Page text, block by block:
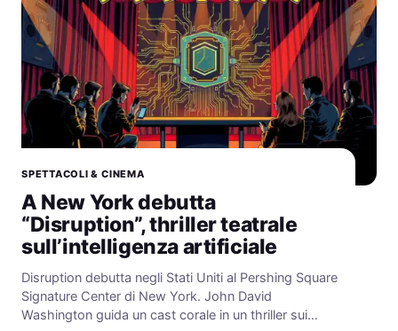
SPETTACOLI & CINEMA
A New York debutta
“Disruption”, thriller teatrale
sull’intelligenza artificiale
Disruption debutta negli Stati Uniti al Pershing Square
Signature Center di New York. John David
Washington guida un cast corale in un thriller sui…